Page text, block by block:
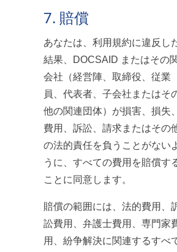
7. 賠償
あなたは、利用規約に違反し
結果、DOCSAID またはその
会社（経営陣、取締役、従業
員、代表者、子会社またはそ
他の関連団体）が損害、損失、
費用、訴訟、請求またはその
の法的責任を負うことがない
うに、すべての費用を賠償す
ことに同意します。
賠償の範囲には、法的費用、
訟費用、弁護士費用、専門家
用、紛争解決に関連するすべ